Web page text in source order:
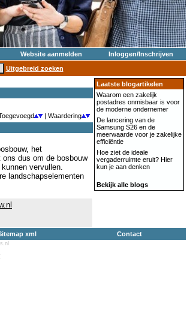
Website aanmelden
Inloggen/Inschrijven
Uitgebreid zoeken
| Waardering
het
dus om de bosbouw
vervullen.
landschapselementen
Laatste blogartikelen
Waarom een zakelijk
postadres onmisbaar is voor
de moderne ondernemer
De lancering van de
Samsung S26 en de
meerwaarde voor je zakelijke
efficiëntie
Hoe ziet de ideale
vergaderruimte eruit? Hier
kun je aan denken
Bekijk alle blogs
xml Contact